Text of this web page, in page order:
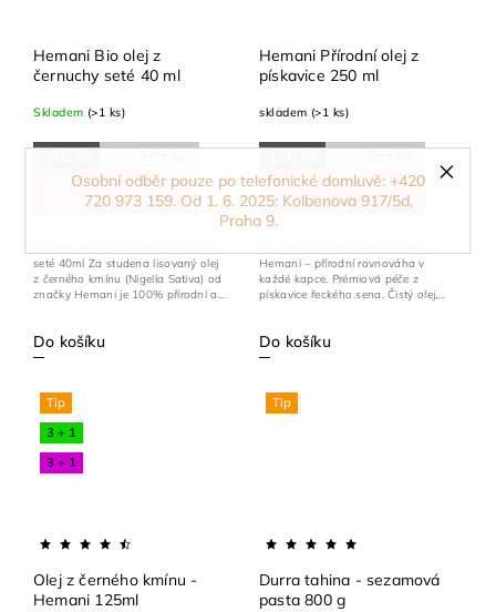
Osobní odběr pouze po telefonické domluvě: +420
720 973 159. Od 1. 6. 2025: Kolbenova 917/5d,
Praha 9.
Hemani Bio olej z
černuchy seté 40 ml
Skladem (>1 ks)
179 Kč
–16 %
149 Kč/ ks
123,14 Kč bez DPH
Do košíku
seté 40ml Za studena lisovaný olej
z černého kmínu (Nigella Sativa) od
značky Hemani je 100% přírodní a...
Hemani Přírodní olej z
pískavice 250 ml
skladem (>1 ks)
259 Kč
–26 %
190 Kč/ ks
169,64 Kč bez DPH
Do košíku
Hemani – přírodní rovnováha v
každé kapce. Prémiová péče z
pískavice řeckého sena. Čistý olej,...
Tip
3 + 1
3 + 1
Olej z černého kmínu -
Hemani 125ml
Tip
Durra tahina - sezamová
pasta 800 g